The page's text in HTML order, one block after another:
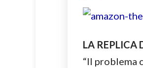
LA REPLICA
“Il problema